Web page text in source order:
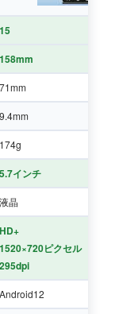
15
158mm
71mm
9.4mm
174g
5.7インチ
液晶
HD+
1520×720ピクセル
295dpi
Android12